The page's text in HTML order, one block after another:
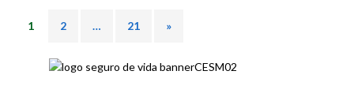
1 2 … 21 »